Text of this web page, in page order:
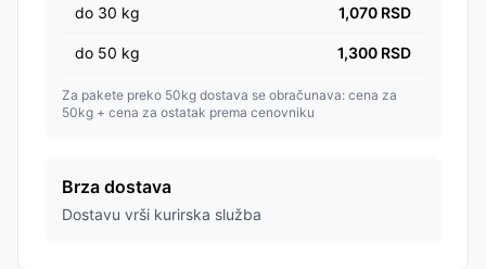
do 30 kg 1,070 RSD
do 50 kg 1,300 RSD
Za pakete preko 50kg dostava se obračunava: cena za
50kg + cena za ostatak prema cenovniku
Brza dostava
Dostavu vrši kurirska služba